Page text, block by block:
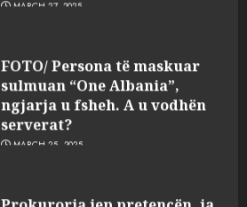
FOTO/ Persona të maskuar
sulmuan “One Albania”,
ngjarja u fsheh. A u vodhën
serverat?
MARCH 25, 2025
Prokuroria jep pretencën, ja